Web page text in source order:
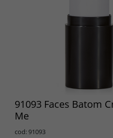
91093 Faces Batom
Me
cod: 91093